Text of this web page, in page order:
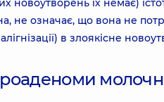
новоутворень їх немає)
не означає, що вона не
в злоякісне